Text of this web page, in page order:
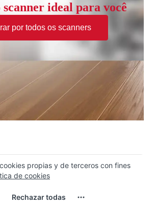
ideal para você
por todos os scanners